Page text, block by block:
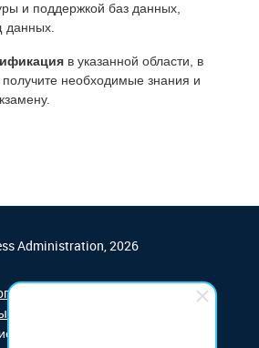
и поддержкой баз данных,
данных.
в указанной области, в
получите необходимые знания и
Administration, 2026
обучения
сайта